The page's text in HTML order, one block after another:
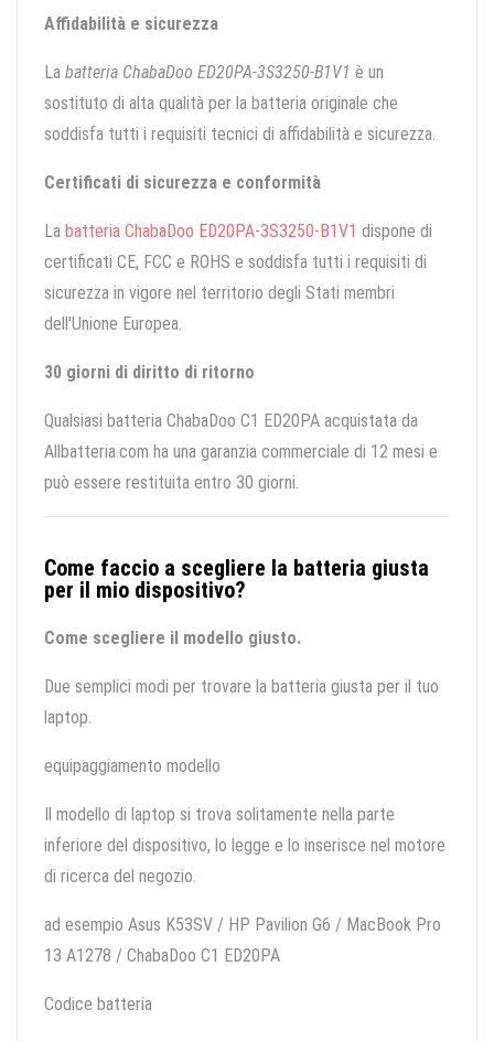
Affidabilità e sicurezza
La batteria ChabaDoo ED20PA-3S3250-B1V1 è un
sostituto di alta qualità per la batteria originale che
soddisfa tutti i requisiti tecnici di affidabilità e sicurezza.
Certificati di sicurezza e conformità
La batteria ChabaDoo ED20PA-3S3250-B1V1 dispone di
certificati CE, FCC e ROHS e soddisfa tutti i requisiti di
sicurezza in vigore nel territorio degli Stati membri
dell'Unione Europea.
30 giorni di diritto di ritorno
Qualsiasi batteria ChabaDoo C1 ED20PA acquistata da
Allbatteria.com ha una garanzia commerciale di 12 mesi e
può essere restituita entro 30 giorni.
Come faccio a scegliere la batteria giusta
per il mio dispositivo?
Come scegliere il modello giusto.
Due semplici modi per trovare la batteria giusta per il tuo
laptop.
equipaggiamento modello
Il modello di laptop si trova solitamente nella parte
inferiore del dispositivo, lo legge e lo inserisce nel motore
di ricerca del negozio.
ad esempio Asus K53SV / HP Pavilion G6 / MacBook Pro
13 A1278 / ChabaDoo C1 ED20PA
Codice batteria